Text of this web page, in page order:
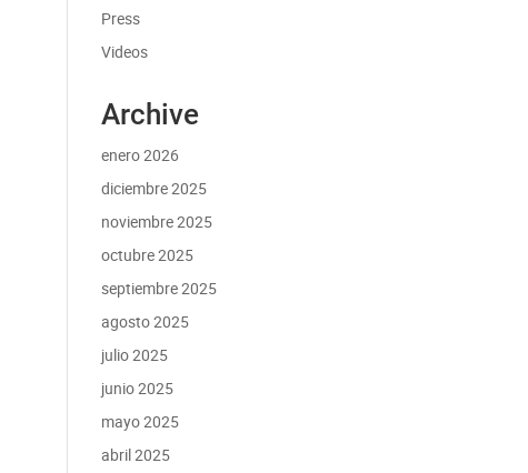
Press
Videos
Archive
enero 2026
diciembre 2025
noviembre 2025
octubre 2025
septiembre 2025
agosto 2025
julio 2025
junio 2025
mayo 2025
abril 2025